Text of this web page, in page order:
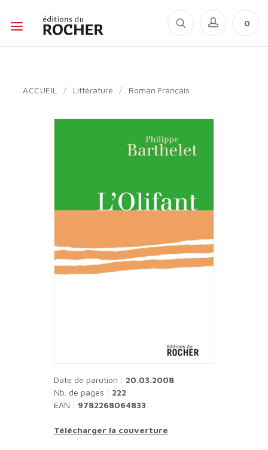
0
ACCUEIL / Littérature / Roman Français
Date de parution : 20.03.2008
Nb. de pages : 222
EAN : 9782268064833
Télécharger la couverture